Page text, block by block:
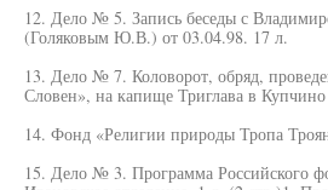
12. Дело № 5. Запись беседы с
(Голяковым Ю.В.) от 03.04.98. 17 л.
13. Дело № 7. Коловорот, обряд,
Словен», на капище Триглава в
14. Фонд «Религии природы Тропа
15. Дело № 3. Программа Российского